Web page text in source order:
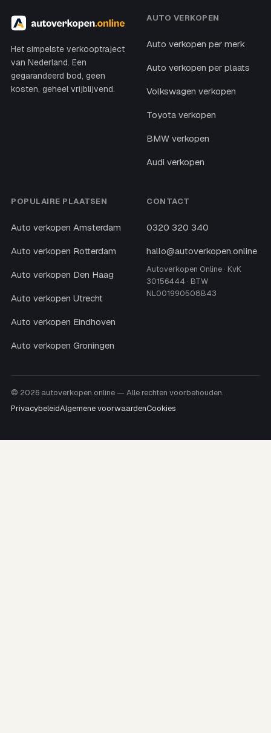
Het simpelste verkooptraject
van Nederland. Een
gegarandeerd bod, geen
kosten, geheel vrijblijvend.
AUTO VERKOPEN
Auto verkopen per merk
Auto verkopen per plaats
Volkswagen verkopen
Toyota verkopen
BMW verkopen
Audi verkopen
POPULAIRE PLAATSEN
Auto verkopen Amsterdam
Auto verkopen Rotterdam
Auto verkopen Den Haag
Auto verkopen Utrecht
Auto verkopen Eindhoven
Auto verkopen Groningen
CONTACT
0320 320 340
hallo@autoverkopen.online
Autoverkopen Online · KvK
30156444 · BTW
NL001990508B43
© 2026 autoverkopen.online — Alle rechten voorbehouden.
PrivacybeleidAlgemene voorwaardenCookies